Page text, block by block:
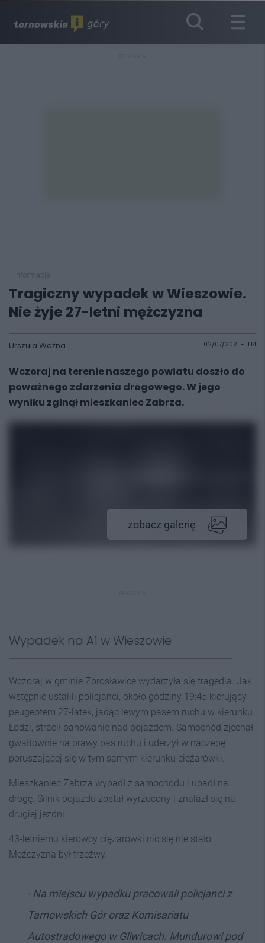
Tragiczny wypadek w Wieszowie.
Nie żyje 27-letni mężczyzna
Urszula Ważna 02/07/2021 - 11:14
Wczoraj na terenie naszego powiatu doszło do
poważnego zdarzenia drogowego. W jego
wyniku zginął mieszkaniec Zabrza.
zobacz galerię
Wypadek na A1 w Wieszowie
Wczoraj w gminie Zbrosławice wydarzyła się tragedia. Jak
wstępnie ustalili policjanci, około godziny 19:45 kierujący
peugeotem 27-latek, jadąc lewym pasem ruchu w kierunku
Łodzi, stracił panowanie nad pojazdem. Samochód zjechał
gwałtownie na prawy pas ruchu i uderzył w naczepę
poruszającej się w tym samym kierunku ciężarówki.
Mieszkaniec Zabrza wypadł z samochodu i upadł na
drogę. Silnik pojazdu został wyrzucony i znalazł się na
drugiej jezdni.
43-letniemu kierowcy ciężarówki nic się nie stało.
Mężczyzna był trzeźwy.
- Na miejscu wypadku pracowali policjanci z
Tarnowskich Gór oraz Komisariatu
Autostradowego w Gliwicach. Mundurowi pod